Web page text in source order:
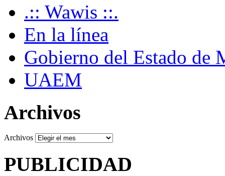
.:: Wawis ::.
En la línea
Gobierno del Estado de
UAEM
Archivos
Archivos
PUBLICIDAD